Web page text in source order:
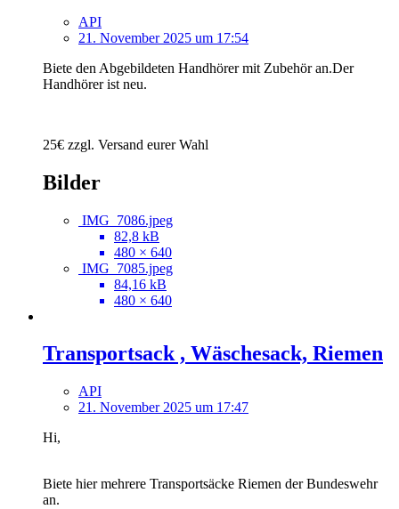
API
21. November 2025 um 17:54
Biete den Abgebildeten Handhörer mit Zubehör an.Der
Handhörer ist neu.
25€ zzgl. Versand eurer Wahl
Bilder
IMG_7086.jpeg
82,8 kB
480 × 640
IMG_7085.jpeg
84,16 kB
480 × 640
Transportsack , Wäschesack, Riemen
API
21. November 2025 um 17:47
Hi,
Biete hier mehrere Transportsäcke Riemen der Bundeswehr
an.